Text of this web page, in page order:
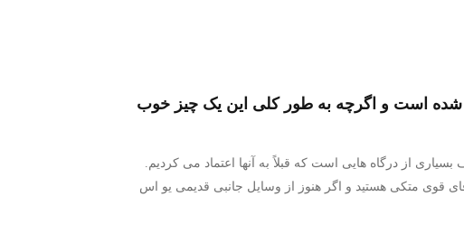
شده است و اگرچه به طور کلی این یک چیز خوب
از درگاه هایی است که قبلاً به آنها اعتماد می کردیم.
قوی متکی هستید و اگر هنوز از وسایل جانبی قدیمی یو اس